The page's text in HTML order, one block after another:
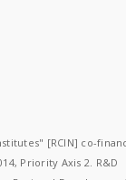
[RCIN] co-
Priority Axis 2. R&D